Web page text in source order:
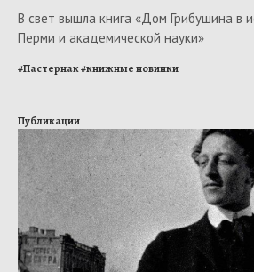
В свет вышла книга «Дом Грибушина в
Перми и академической науки»
#Пастернак#книжные новинки
Публикации